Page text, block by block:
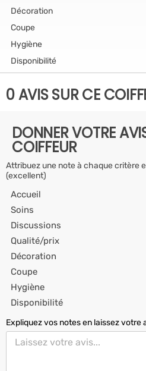
Décoration
Coupe
Hygiène
Disponibilité
0 AVIS SUR CE
DONNER VOTRE
COIFFEUR
Attribuez une note à chaque critère
(excellent)
Accueil
Soins
Discussions
Qualité/prix
Décoration
Coupe
Hygiène
Disponibilité
Expliquez vos notes en laissez votre